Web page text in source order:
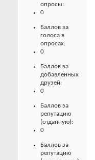
опросы:
0
Баллов за
голоса в
опросах:
0
Баллов за
добавленных
друзей:
0
Баллов за
репутацию
(отданную):
0
Баллов за
репутацию